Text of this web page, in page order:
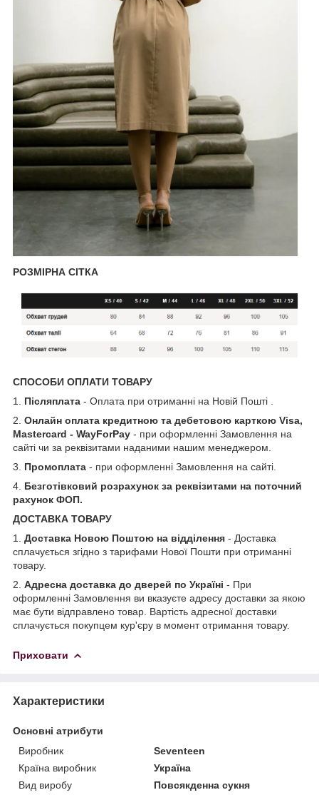
РОЗМІРНА СІТКА
СПОСОБИ ОПЛАТИ ТОВАРУ
1. Післяплата - Оплата при отриманні на Новій Пошті .
2. Онлайн оплата кредитною та дебетовою карткою Visa,
Mastercard - WayForPay - при оформленні Замовлення на
сайті чи за реквізитами наданими нашим менеджером.
3. Промоплата - при оформленні Замовлення на сайті.
4. Безготівковий розрахунок за реквізитами на поточний
рахунок ФОП.
ДОСТАВКА ТОВАРУ
1.
Доставка Новою Поштою на відділення - Доставка
сплачується згідно з тарифами Нової Пошти при отриманні
товару.
2. Адресна доставка до дверей по Україні - При
оформленні Замовлення ви вказуєте адресу доставки за якою
має бути відправлено товар. Вартість адресної доставки
сплачується покупцем кур'єру в момент отримання товару.
Приховати
Характеристики
Основні атрибути
Виробник
Seventeen
Країна виробник
Україна
Вид виробу
Повсякденна сукня